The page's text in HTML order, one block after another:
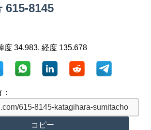
615-8145
度 34.983, 経度 135.678
コピー